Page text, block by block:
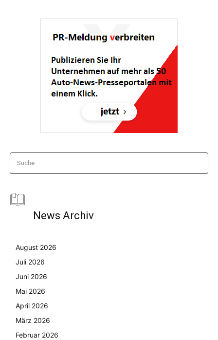
Suche
News Archiv
August 2026
Juli 2026
Juni 2026
Mai 2026
April 2026
März 2026
Februar 2026